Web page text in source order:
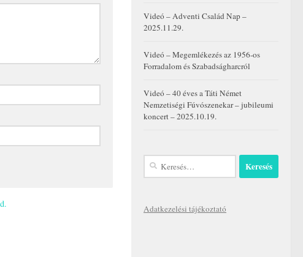
Videó – Adventi Család Nap –
2025.11.29.
Videó – Megemlékezés az 1956-os
Forradalom és Szabadságharcról
Videó – 40 éves a Táti Német
Nemzetiségi Fúvószenekar – jubileumi
koncert – 2025.10.19.
Keresés:
Adatkezelési tájékoztató